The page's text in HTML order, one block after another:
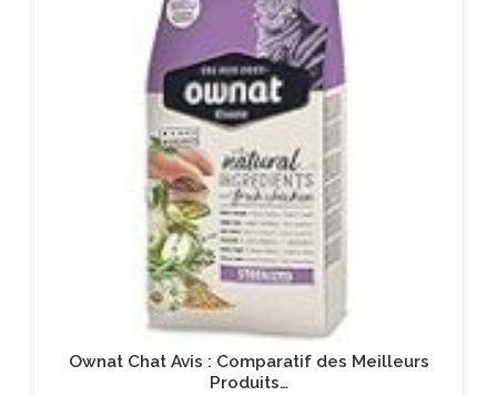
Ownat Chat Avis : Comparatif des Meilleurs
Produits…